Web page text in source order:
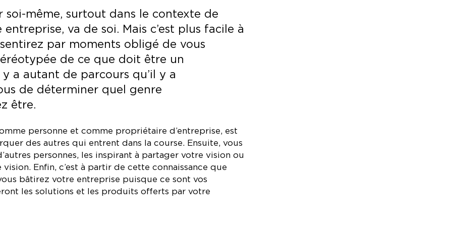
soi-même, surtout dans le contexte de
va de soi. Mais c’est plus facile à
par moments obligé de vous
de ce que doit être un
a autant de parcours qu’il y a
de déterminer quel genre
être.
personne et comme propriétaire d’entreprise, est
des autres qui entrent dans la course. Ensuite, vous
personnes, les inspirant à partager votre vision ou
Enfin, c’est à partir de cette connaissance que
bâtirez votre entreprise puisque ce sont vos
les solutions et les produits offerts par votre